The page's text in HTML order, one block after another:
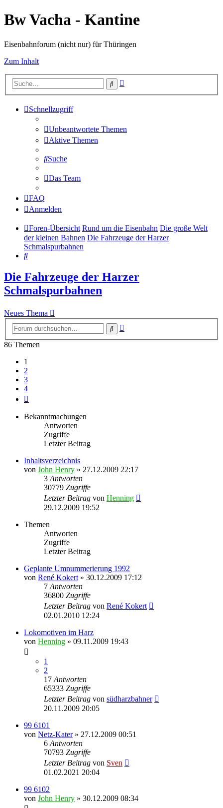
Bw Vacha - Kantine
Eisenbahnforum (nicht nur) für Thüringen
Zum Inhalt
Suche
Schnellzugriff
Unbeantwortete Themen
Aktive Themen
Suche
Das Team
FAQ
Anmelden
Foren-Übersicht Rund um die Eisenbahn Die große Welt
der kleinen Bahnen Die Fahrzeuge der Harzer
Schmalspurbahnen
Suche
Die Fahrzeuge der Harzer
Schmalspurbahnen
Neues Thema
Suche
86 Themen
1
2
3
4
Bekanntmachungen
Antworten
Zugriffe
Letzter Beitrag
Inhaltsverzeichnis
von John Henry » 27.12.2009 22:17
3 Antworten
30779 Zugriffe
Letzter Beitrag von Henning
29.12.2009 19:52
Themen
Antworten
Zugriffe
Letzter Beitrag
Geplante Umnummerierung 1992
von René Kokert » 30.12.2009 17:12
7 Antworten
36800 Zugriffe
Letzter Beitrag von René Kokert
02.01.2010 12:24
Lokomotiven im Harz
von Henning » 09.11.2009 19:43
1
2
17 Antworten
65333 Zugriffe
Letzter Beitrag von südharzbahner
20.11.2009 20:05
99 6101
von Netz-Kater» 27.12.2009 00:51
6 Antworten
70793 Zugriffe
Letzter Beitrag von Sven
01.02.2021 20:04
99 6102
von John Henry » 30.12.2009 08:34